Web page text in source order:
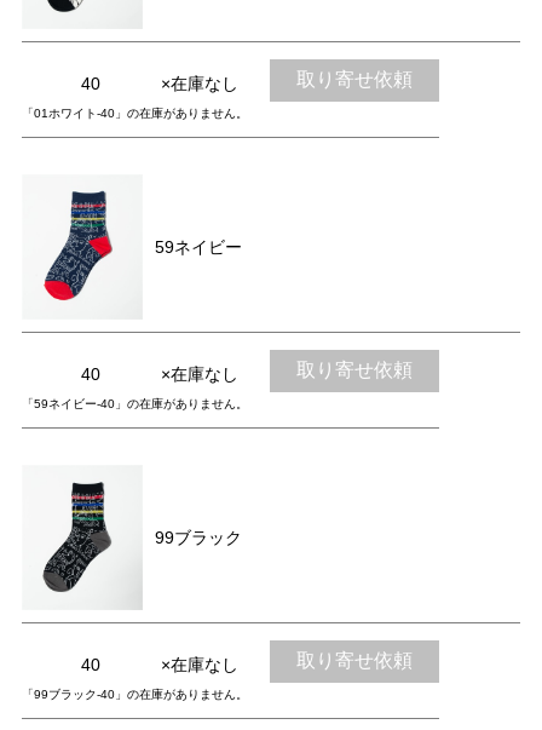
40 ×在庫なし 取り寄せ依頼
「01ホワイト-40」の在庫がありません。
59ネイビー
40 ×在庫なし 取り寄せ依頼
「59ネイビー-40」の在庫がありません。
99ブラック
40 ×在庫なし 取り寄せ依頼
「99ブラック-40」の在庫がありません。